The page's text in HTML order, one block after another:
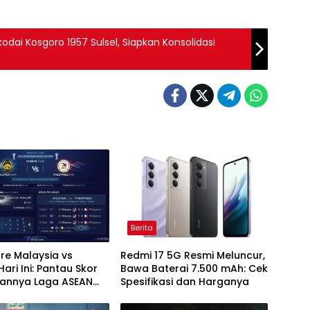
Kosgoro 1957 Sulsel, Siapkan Konsolidasi
Malaysia vs
Ini: Pantau Skor
Laga ASEAN
Berita
Redmi 17 5G Resmi Meluncur,
Bawa Baterai 7.500 mAh: Cek
Spesifikasi dan Harganya